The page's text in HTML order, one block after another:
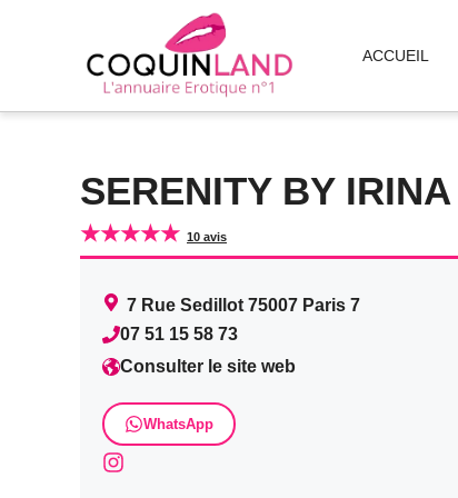
ACCUEIL
SERENITY BY IRINA
★★★★★ 10 avis
7 Rue Sedillot 75007 Paris 7
07 51 15 58 73
Consulter le site web
WhatsApp